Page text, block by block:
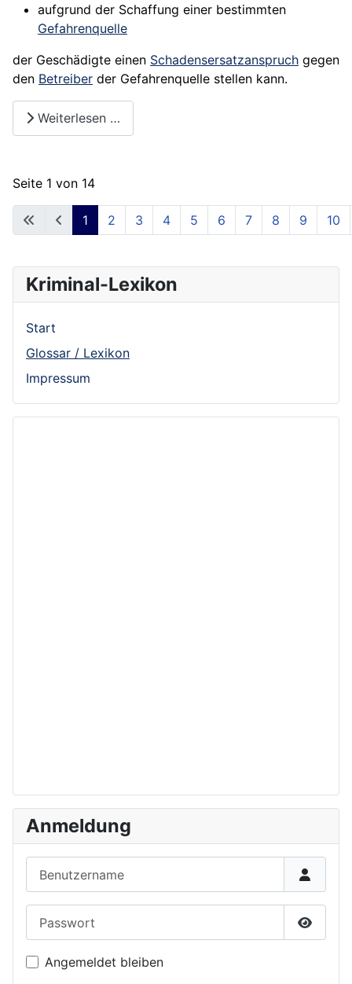
aufgrund der Schaffung einer bestimmten
Gefahrenquelle
der Geschädigte einen Schadensersatzanspruch gegen
den Betreiber der Gefahrenquelle stellen kann.
Weiterlesen …
Seite 1 von 14
1 2 3 4 5 6 7 8 9 10
Kriminal-Lexikon
Start
Glossar / Lexikon
Impressum
Anmeldung
Angemeldet bleiben